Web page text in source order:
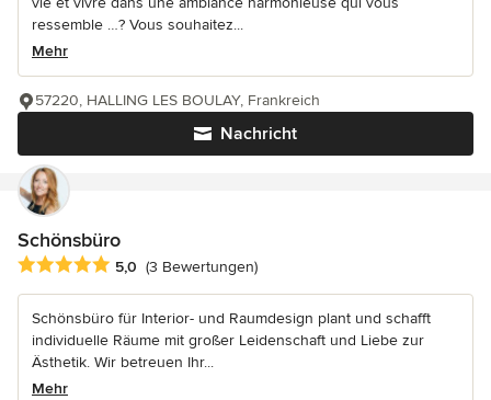
ressemble …? Vous souhaitez...
Mehr
Nachricht
57220, HALLING LES BOULAY, Frankreich
Schönsbüro
Durchschnittliche Bewertung: 5 von 5 Sternen
5,0 (3 Bewertungen)
Schönsbüro für Interior- und Raumdesign plant und schafft
individuelle Räume mit großer Leidenschaft und Liebe zur
Ästhetik. Wir betreuen Ihr...
Mehr